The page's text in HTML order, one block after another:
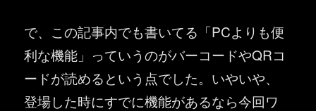
で、この記事内でも書いてる「PCよりも便
利な機能」っていうのがバーコードやQRコ
ードが読めるという点でした。いやいや、
登場した時にすでに機能があるなら今回ワ